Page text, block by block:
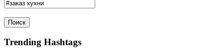
Поиск
Trending Hashtags